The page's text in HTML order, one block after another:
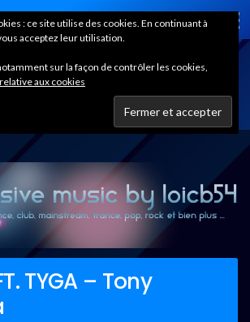
Home
TYGA – Tony
: ce site utilise des cookies. En continuant à
acceptez leur utilisation.
sur la façon de contrôler les cookies,
aux cookies